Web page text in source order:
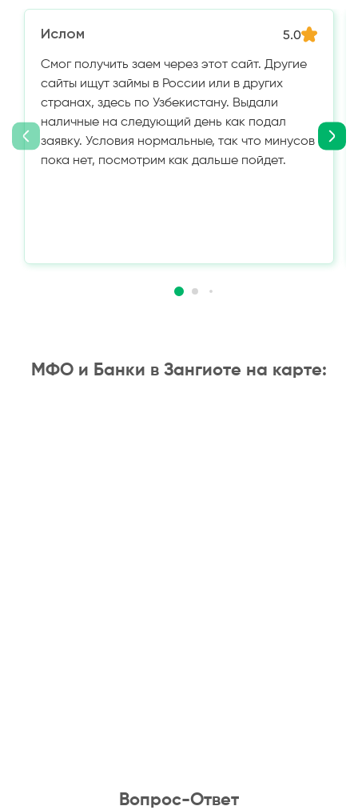
Ислом 5.0
Смог получить заем через этот сайт. Другие
сайты ищут займы в России или в других
странах, здесь по Узбекистану. Выдали
наличные на следующий день как подал
заявку. Условия нормальные, так что минусов
пока нет, посмотрим как дальше пойдет.
МФО и Банки в Зангиоте на карте:
Вопрос-Ответ